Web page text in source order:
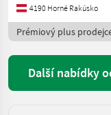
4190 Horné Rakúsko
Prémiový plus
Další nabídky